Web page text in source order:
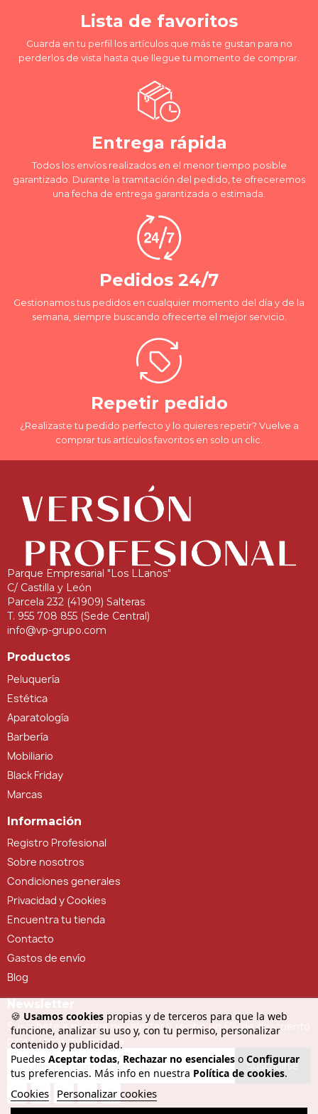
🍪 Usamos cookies propias y de terceros para que la web
funcione, analizar su uso y, con tu permiso, personalizar
contenido y publicidad.
Puedes Aceptar todas, Rechazar no esenciales o Configurar
tus preferencias. Más info en nuestra Política de cookies.
Cookies Personalizar cookies
Lista de favoritos
Guarda en tu perfil los artículos que más te gustan para no
perderlos de vista hasta que llegue tu momento de comprar.
Entrega rápida
Todos los envíos realizados en el menor tiempo posible
garantizado. Durante la tramitación del pedido, te ofreceremos
una fecha de entrega garantizada o estimada.
Pedidos 24/7
Gestionamos tus pedidos en cualquier momento del día y de la
semana, siempre buscando ofrecerte el mejor servicio.
Repetir pedido
¿Realizaste tu pedido perfecto y lo quieres repetir? Vuelve a
comprar tus artículos favoritos en solo un clic.
Parque Empresarial "Los LLanos"
C/ Castilla y León
Parcela 232 (41909) Salteras
T. 955 708 855 (Sede Central)
info@vp-grupo.com
Productos
Peluquería
Estética
Aparatología
Barbería
Mobiliario
Black Friday
Marcas
Información
Registro Profesional
Sobre nosotros
Condiciones generales
Privacidad y Cookies
Encuentra tu tienda
Contacto
Gastos de envío
Blog
Suscríbete a nuestra newsletter y recibe un 5% de descuento
para tu próxima compra
Suscribirse